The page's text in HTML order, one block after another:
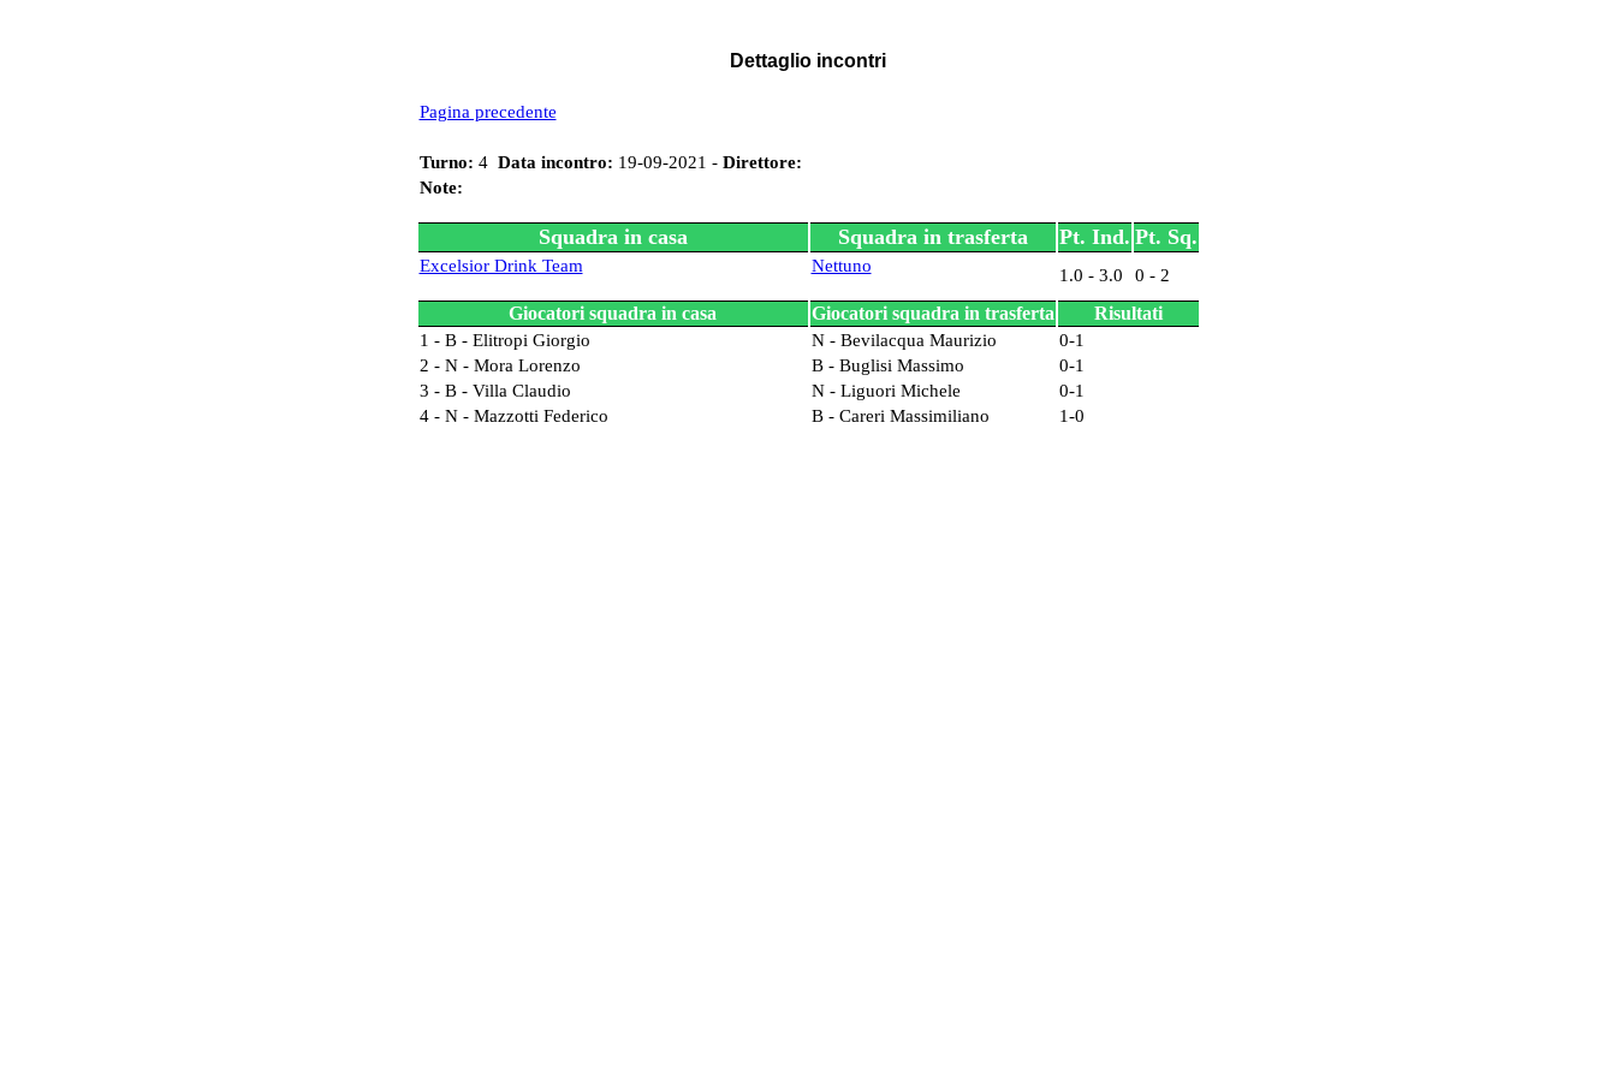
Dettaglio incontri
Pagina precedente
Turno: 4 Data incontro: 19-09-2021 - Direttore:
Note:
Squadra in casa Squadra in trasferta Pt. Ind. Pt. Sq.
Excelsior Drink Team Nettuno 1.0 - 3.0 0 - 2
Giocatori squadra in casa Giocatori squadra in trasferta Risultati
1 - B - Elitropi Giorgio N - Bevilacqua Maurizio
0-1
2 - N - Mora Lorenzo
B - Buglisi Massimo
0-1
3 - B - Villa Claudio
N - Liguori Michele
0-1
4 - N - Mazzotti Federico
B - Careri Massimiliano 1-0